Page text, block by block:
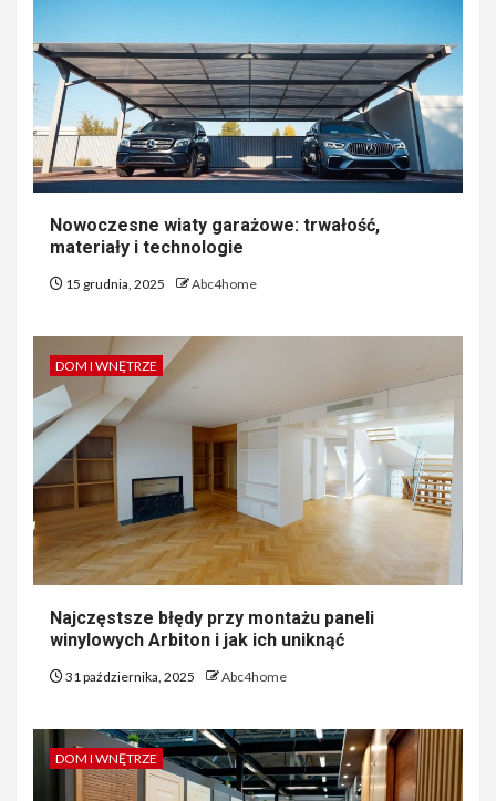
Nowoczesne wiaty garażowe: trwałość,
materiały i technologie
15 grudnia, 2025 Abc4home
DOM I WNĘTRZE
Najczęstsze błędy przy montażu paneli
winylowych Arbiton i jak ich uniknąć
31 października, 2025 Abc4home
DOM I WNĘTRZE